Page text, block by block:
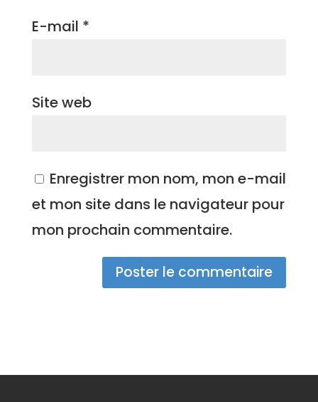
E-mail *
Site web
Enregistrer mon nom, mon e-mail
et mon site dans le navigateur pour
mon prochain commentaire.